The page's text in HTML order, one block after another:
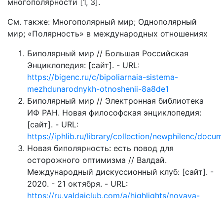
многополярности [1, 3].
См. также: Многополярный мир; Однополярный
мир; «Полярность» в международных отношениях
Биполярный мир // Большая Российская
Энциклопедия: [сайт]. - URL:
https://bigenc.ru/c/bipoliarnaia-sistema-
mezhdunarodnykh-otnoshenii-8a8de1
Биполярный мир // Электронная библиотека
ИФ РАН. Новая философская энциклопедия:
[сайт]. - URL:
https://iphlib.ru/library/collection/newphilenc/
Новая биполярность: есть повод для
осторожного оптимизма // Валдай.
Международный дискуссионный клуб: [сайт]. -
2020. - 21 октября. - URL:
https://ru.valdaiclub.com/a/highlights/novaya-